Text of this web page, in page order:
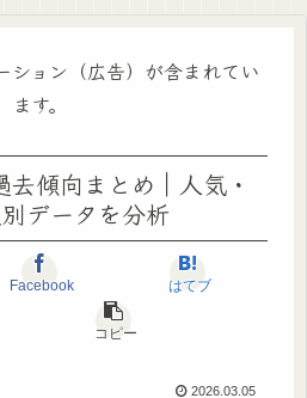
ョン（広告）が含まれてい
ます。
去傾向まとめ｜人気・
データを分析
Facebook はてブ
コピー
2026.03.05